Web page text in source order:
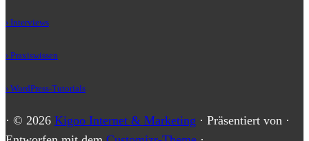
› Interviews
› Praxiswissen
› WordPress-Tutorials
· © 2026 Kigoo Internet & Marketing · Präsentiert von ·